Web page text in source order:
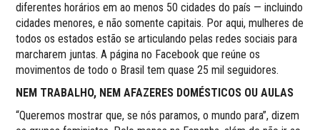
diferentes horários em ao menos 50 cidades do país — incluindo
cidades menores, e não somente capitais. Por aqui, mulheres de
todos os estados estão se articulando pelas redes sociais para
marcharem juntas. A página no Facebook que reúne os
movimentos de todo o Brasil tem quase 25 mil seguidores.
NEM TRABALHO, NEM AFAZERES DOMÉSTICOS OU AULAS
“Queremos mostrar que, se nós paramos, o mundo para”, dizem